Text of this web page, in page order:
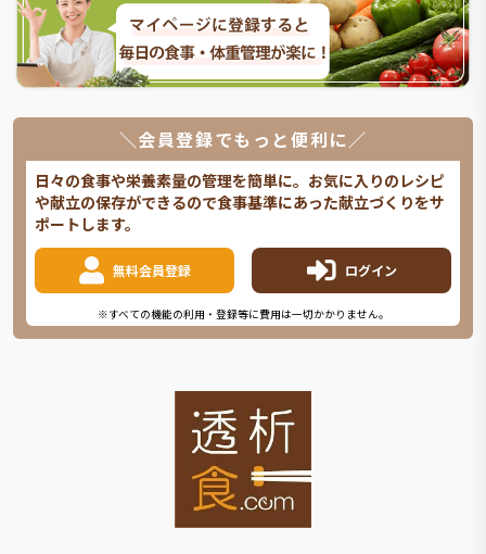
＼会員登録でもっと便利に／
日々の食事や栄養素量の管理を簡単に。お気に入りのレシピ
や献立の保存ができるので食事基準にあった献立づくりをサ
ポートします。
無料会員登録 ログイン
※すべての機能の利用・登録等に費用は一切かかりません。